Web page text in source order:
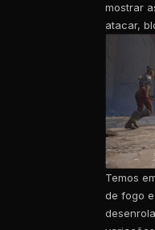
mostrar
atacar,
Temos
de fogo